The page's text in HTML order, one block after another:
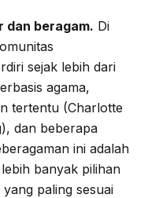
dan beragam. Di
sejak lebih dari
agama,
tertentu (Charlotte
dan beberapa
ini adalah
banyak pilihan
paling sesuai